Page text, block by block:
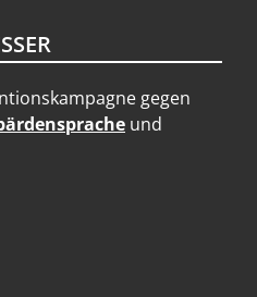
gegen
und